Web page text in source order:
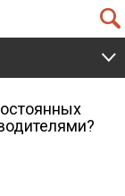
Q
V